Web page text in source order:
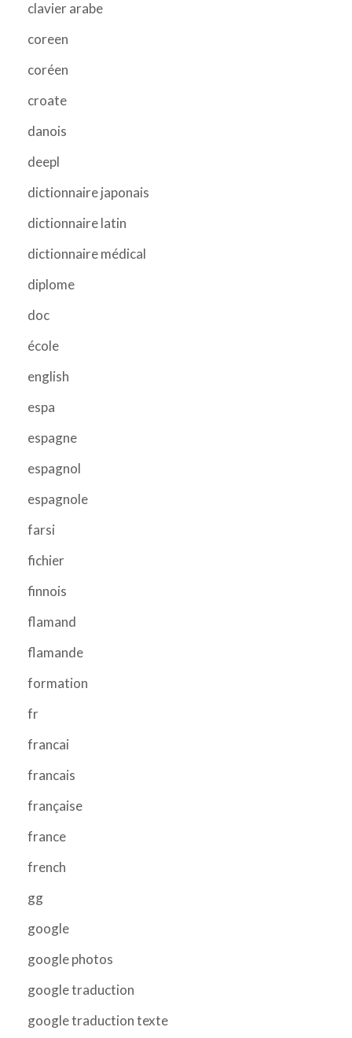
clavier arabe
coreen
coréen
croate
danois
deepl
dictionnaire japonais
dictionnaire latin
dictionnaire médical
diplome
doc
école
english
espa
espagne
espagnol
espagnole
farsi
fichier
finnois
flamand
flamande
formation
fr
francai
francais
française
france
french
gg
google
google photos
google traduction
google traduction texte